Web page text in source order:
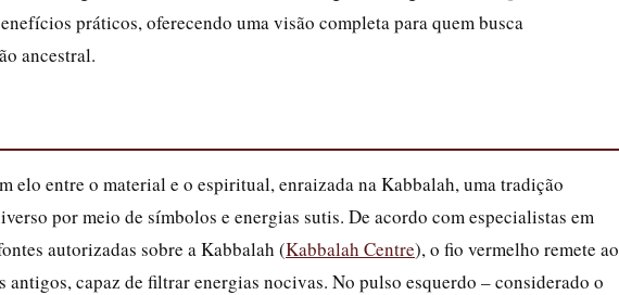
práticos, oferecendo uma visão completa para quem busca
ancestral.
elo entre o material e o espiritual, enraizada na Kabbalah, uma tradição
por meio de símbolos e energias sutis. De acordo com especialistas em
autorizadas sobre a Kabbalah (Kabbalah Centre), o fio vermelho remete ao
capaz de filtrar energias nocivas. No pulso esquerdo – considerado o